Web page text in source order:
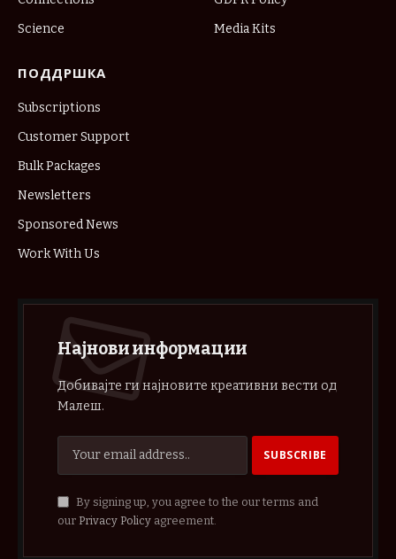
Science
Media Kits
ПОДДРШКА
Subscriptions
Customer Support
Bulk Packages
Newsletters
Sponsored News
Work With Us
Најнови информации
Добивајте ги најновите креативни вести од
Малеш.
By signing up, you agree to the our terms and
our Privacy Policyagreement.